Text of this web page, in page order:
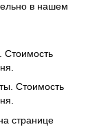
в нашем
Стоимость
Стоимость
странице